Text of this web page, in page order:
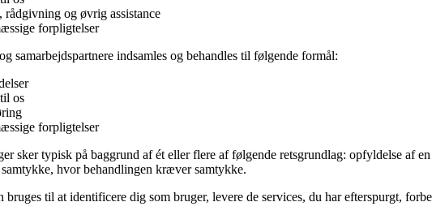
og øvrig assistance
forpligtelser
samarbejdspartnere indsamles og behandles til følgende formål:
os
forpligtelser
sker typisk på baggrund af ét eller flere af følgende retsgrundlag: opfyldelse af
hvor behandlingen kræver samtykke.
til at identificere dig som bruger, levere de services, du har efterspurgt,